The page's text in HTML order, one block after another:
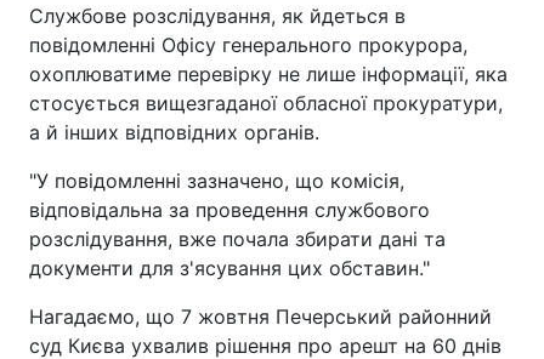
Службове розслідування, як йдеться в
повідомленні Офісу генерального прокурора,
охоплюватиме перевірку не лише інформації, яка
стосується вищезгаданої обласної прокуратури,
а й інших відповідних органів.
"У повідомленні зазначено, що комісія,
відповідальна за проведення службового
розслідування, вже почала збирати дані та
документи для з'ясування цих обставин."
Нагадаємо, що 7 жовтня Печерський районний
суд Києва ухвалив рішення про арешт на 60 днів